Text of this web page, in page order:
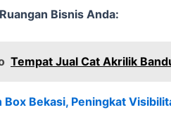
Bisnis Anda:
Tempat Jual Cat Akrilik
Box Bekasi, Peningkat